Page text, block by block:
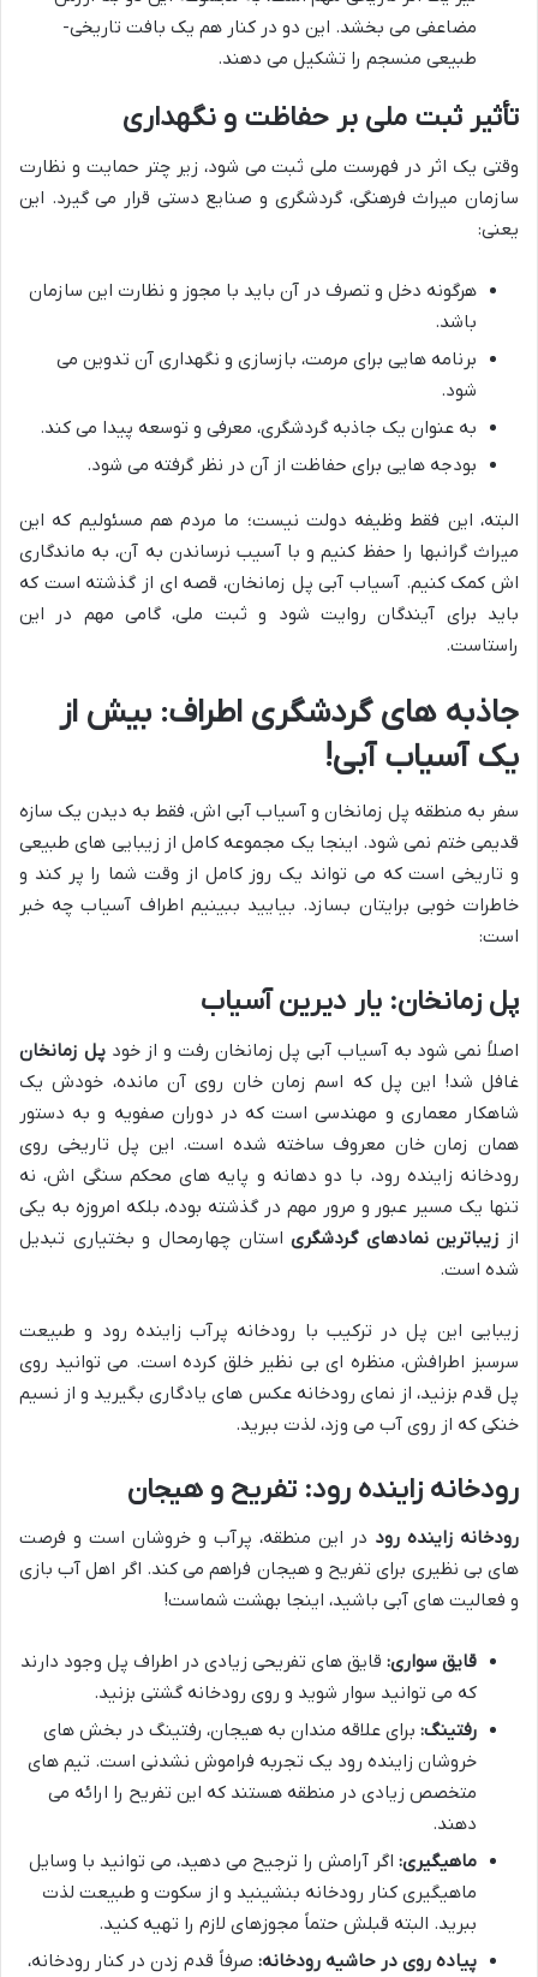
مضاعفی می بخشد. این دو در کنار هم یک بافت تاریخی-
طبیعی منسجم را تشکیل می دهند.
تأثیر ثبت ملی بر حفاظت و نگهداری
وقتی یک اثر در فهرست ملی ثبت می شود، زیر چتر حمایت و نظارت
سازمان میراث فرهنگی، گردشگری و صنایع دستی قرار می گیرد. این
یعنی:
هرگونه دخل و تصرف در آن باید با مجوز و نظارت این سازمان
باشد.
برنامه هایی برای مرمت، بازسازی و نگهداری آن تدوین می
شود.
به عنوان یک جاذبه گردشگری، معرفی و توسعه پیدا می کند.
بودجه هایی برای حفاظت از آن در نظر گرفته می شود.
البته، این فقط وظیفه دولت نیست؛ ما مردم هم مسئولیم که این
میراث گرانبها را حفظ کنیم و با آسیب نرساندن به آن، به ماندگاری
اش کمک کنیم. آسیاب آبی پل زمانخان، قصه ای از گذشته است که
باید برای آیندگان روایت شود و ثبت ملی، گامی مهم در این
راستاست.
جاذبه های گردشگری اطراف: بیش از
یک آسیاب آبی!
سفر به منطقه پل زمانخان و آسیاب آبی اش، فقط به دیدن یک سازه
قدیمی ختم نمی شود. اینجا یک مجموعه کامل از زیبایی های طبیعی
و تاریخی است که می تواند یک روز کامل از وقت شما را پر کند و
خاطرات خوبی برایتان بسازد. بیایید ببینیم اطراف آسیاب چه خبر
است:
پل زمانخان: یار دیرین آسیاب
اصلاً نمی شود به آسیاب آبی پل زمانخان رفت و از خودپل زمانخان
غافل شد! این پل که اسم زمان خان روی آن مانده، خودش یک
شاهکار معماری و مهندسی است که در دوران صفویه و به دستور
همان زمان خان معروف ساخته شده است. این پل تاریخی روی
رودخانه زاینده رود، با دو دهانه و پایه های محکم سنگی اش، نه
تنها یک مسیر عبور و مرور مهم در گذشته بوده، بلکه امروزه به یکی
از زیباترین نمادهای گردشگریاستان چهارمحال و بختیاری تبدیل
شده است.
زیبایی این پل در ترکیب با رودخانه پرآب زاینده رود و طبیعت
سرسبز اطرافش، منظره ای بی نظیر خلق کرده است. می توانید روی
پل قدم بزنید، از نمای رودخانه عکس های یادگاری بگیرید و از نسیم
خنکی که از روی آب می وزد، لذت ببرید.
رودخانه زاینده رود: تفریح و هیجان
رودخانه زاینده رود در این منطقه، پرآب و خروشان است و فرصت
های بی نظیری برای تفریح و هیجان فراهم می کند. اگر اهل آب بازی
و فعالیت های آبی باشید، اینجا بهشت شماست!
قایق سواری: قایق های تفریحی زیادی در اطراف پل وجود دارند
که می توانید سوار شوید و روی رودخانه گشتی بزنید.
رفتینگ: برای علاقه مندان به هیجان، رفتینگ در بخش های
خروشان زاینده رود یک تجربه فراموش نشدنی است. تیم های
متخصص زیادی در منطقه هستند که این تفریح را ارائه می
دهند.
ماهیگیری: اگر آرامش را ترجیح می دهید، می توانید با وسایل
ماهیگیری کنار رودخانه بنشینید و از سکوت و طبیعت لذت
ببرید. البته قبلش حتماً مجوزهای لازم را تهیه کنید.
پیاده روی در حاشیه رودخانه: صرفاً قدم زدن در کنار رودخانه،